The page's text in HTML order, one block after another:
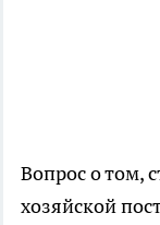
Вопрос о том,
хозяйской